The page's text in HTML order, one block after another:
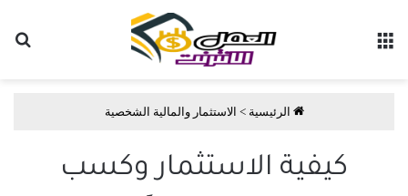
الرئيسية > الاستثمار والمالية الشخصية
كيفية الاستثمار وكسب